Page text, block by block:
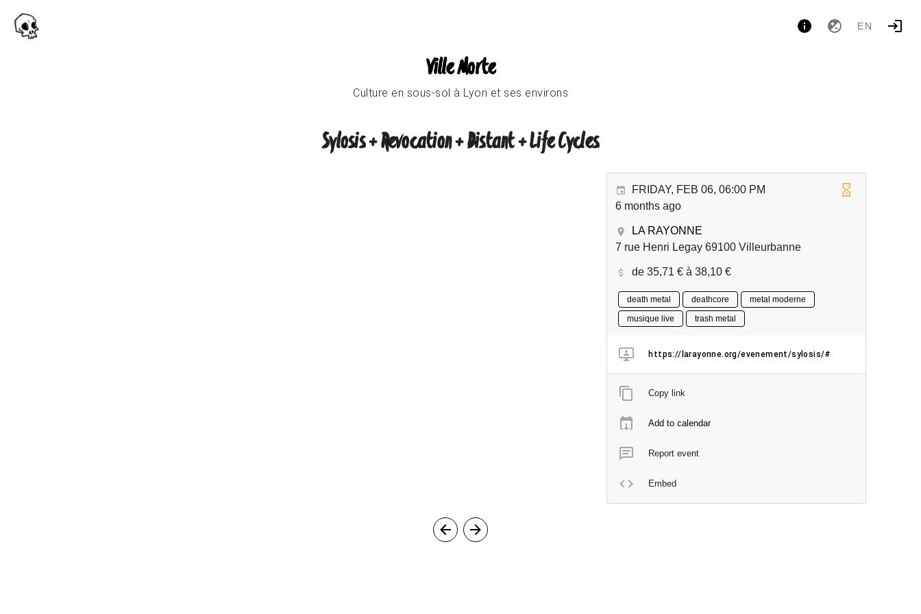
EN
Ville Morte
Culture en sous-sol à Lyon et ses environs
Sylosis + Revocation + Distant + Life Cycles
FRIDAY, FEB 06, 06:00 PM
6 months ago
LA RAYONNE
7 rue Henri Legay 69100 Villeurbanne
de 35,71 € à 38,10 €
death metal deathcore
metal moderne
musique live
trash metal
https://larayonne.org/evenement/sylosis/#
Copy link
Add to calendar
Report event
Embed